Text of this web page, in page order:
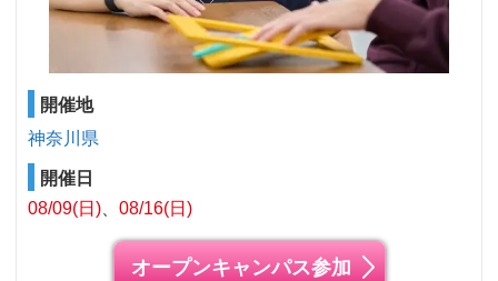
開催地
神奈川県
開催日
08/09(日)
08/16(日)
オープンキャンパス参加